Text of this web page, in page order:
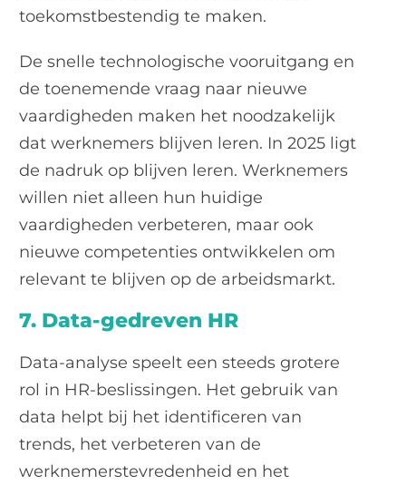
toekomstbestendig te maken.
De snelle technologische vooruitgang en
de toenemende vraag naar nieuwe
vaardigheden maken het noodzakelijk
dat werknemers blijven leren. In 2025 ligt
de nadruk op blijven leren. Werknemers
willen niet alleen hun huidige
vaardigheden verbeteren, maar ook
nieuwe competenties ontwikkelen om
relevant te blijven op de arbeidsmarkt.
7. Data-gedreven HR
Data-analyse speelt een steeds grotere
rol in HR-beslissingen. Het gebruik van
data helpt bij het identificeren van
trends, het verbeteren van de
werknemerstevredenheid en het